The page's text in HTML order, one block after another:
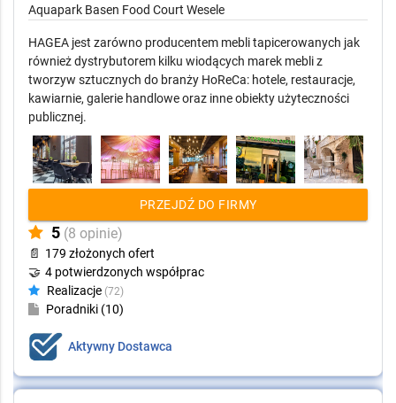
Aquapark Basen Food Court Wesele
HAGEA jest zarówno producentem mebli tapicerowanych jak
również dystrybutorem kilku wiodących marek mebli z
tworzyw sztucznych do branży HoReCa: hotele, restauracje,
kawiarnie, galerie handlowe oraz inne obiekty użyteczności
publicznej.
PRZEJDŹ DO FIRMY
5 (8 opinie)
📄 179 złożonych ofert
🤝 4 potwierdzonych współprac
Realizacje (72)
Poradniki (10)
Aktywny Dostawca